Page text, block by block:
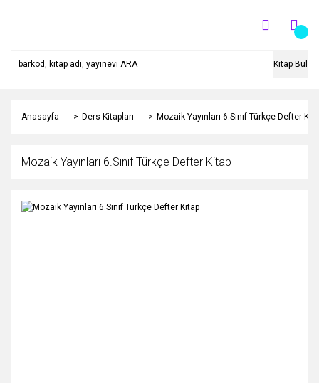
Kitap Bul
Anasayfa Ders Kitapları Mozaik Yayınları 6.Sınıf Türkçe Defter
Mozaik Yayınları 6.Sınıf Türkçe Defter Kitap